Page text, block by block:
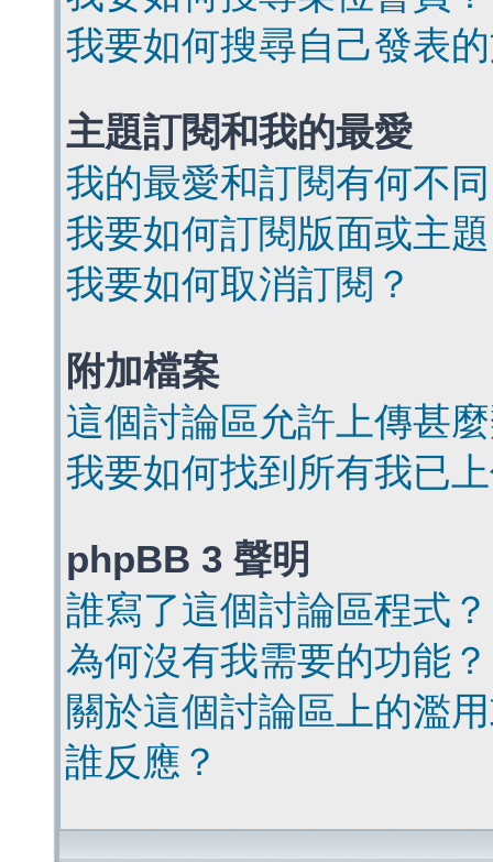
我要如何搜尋自己發表
主題訂閱和我的最愛
我的最愛和訂閱有何不
我要如何訂閱版面或主
我要如何取消訂閱？
附加檔案
這個討論區允許上傳甚
我要如何找到所有我已
phpBB 3 聲明
誰寫了這個討論區程式？
為何沒有我需要的功能？
關於這個討論區上的濫
誰反應？